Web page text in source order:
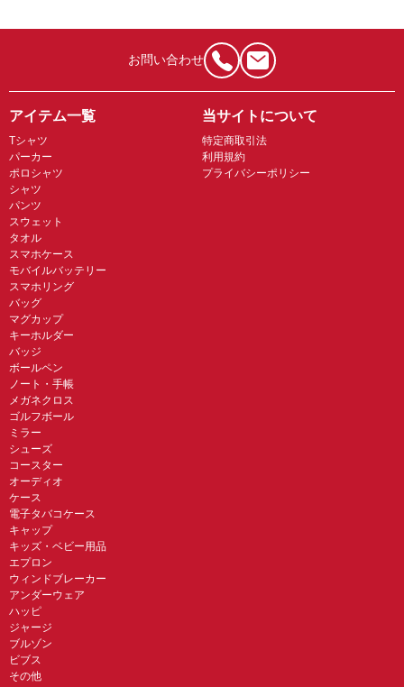
お問い合わせ
アイテム一覧
Tシャツ
パーカー
ポロシャツ
シャツ
パンツ
スウェット
タオル
スマホケース
モバイルバッテリー
スマホリング
バッグ
マグカップ
キーホルダー
バッジ
ボールペン
ノート・手帳
メガネクロス
ゴルフボール
ミラー
シューズ
コースター
オーディオ
ケース
電子タバコケース
キャップ
キッズ・ベビー用品
エプロン
ウィンドブレーカー
アンダーウェア
ハッピ
ジャージ
ブルゾン
ビブス
その他
当サイトについて
特定商取引法
利用規約
プライバシーポリシー